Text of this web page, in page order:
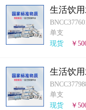
生活饮
（酶底物
单支
现货
￥
生活饮
皿计数法
单支
现货
￥